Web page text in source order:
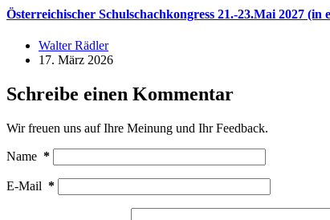
Österreichischer Schulschachkongress 21.-23.Mai 2027 (in
Walter Rädler
17. März 2026
Schreibe einen Kommentar
Wir freuen uns auf Ihre Meinung und Ihr Feedback.
Name *
E-Mail *